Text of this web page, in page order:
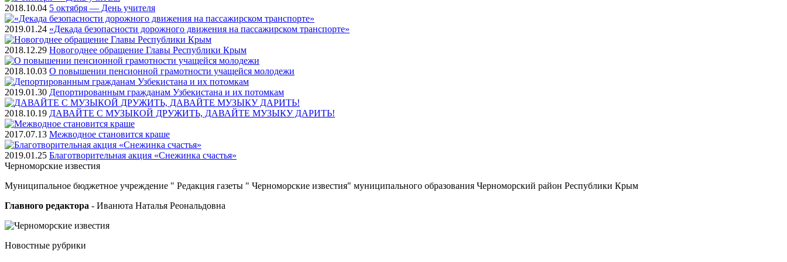
2018.10.04 5 октября — День учителя
2019.01.24 «Декада безопасности дорожного движения на пассажирском транспорте»
2018.12.29 Новогоднее обращение Главы Республики Крым
2018.10.03 О повышении пенсионной грамотности учащейся молодежи
2019.01.30 Депортированным гражданам Узбекистана и их потомкам
2018.10.19 ДАВАЙТЕ С МУЗЫКОЙ ДРУЖИТЬ, ДАВАЙТЕ МУЗЫКУ ДАРИТЬ!
2017.07.13 Межводное становится краше
2019.01.25 Благотворительная акция «Снежинка счастья»
Черноморские известия
Муниципальное бюджетное учреждение " Редакция газеты " Черноморские известия" муниципального образования Черноморский район Республики Крым
Главного редактора - Иванюта Наталья Реональдовна
Новостные рубрики